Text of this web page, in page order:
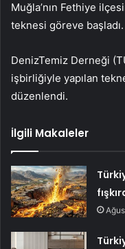
Muğla’nın Fethiye
teknesi göreve başladı.
DenizTemiz Derneği
işbirliğiyle yapılan
düzenlendi.
İlgili Makaleler